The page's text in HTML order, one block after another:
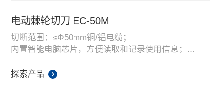
电动棘轮切刀 EC-50M
切断范围：≤Φ50mm铜/铝电缆；
内置智能电脑芯片，方便读取和记录使用信息；
探索产品